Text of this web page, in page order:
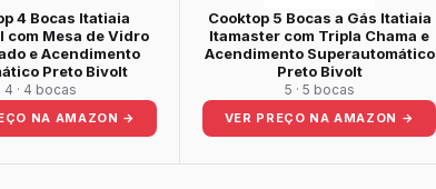
4 Bocas Itatiaia
com Mesa de Vidro
e Acendimento
Preto Bivolt
4 · 4 bocas
NA AMAZON →
Cooktop 5 Bocas a Gás Itatiaia
Itamaster com Tripla Chama e
Acendimento Superautomático
Preto Bivolt
5 · 5 bocas
VER PREÇO NA AMAZON →